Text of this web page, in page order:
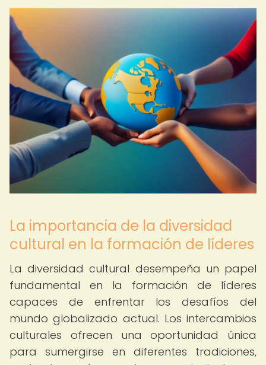
La importancia de la diversidad
cultural en la formación de líderes
La diversidad cultural desempeña un papel
fundamental en la formación de líderes
capaces de enfrentar los desafíos del
mundo globalizado actual. Los intercambios
culturales ofrecen una oportunidad única
para sumergirse en diferentes tradiciones,